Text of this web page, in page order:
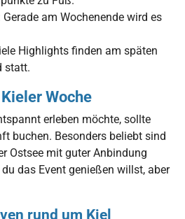
Gerade am Wochenende wird es
Highlights finden am späten
statt.
Woche
erleben möchte, sollte
buchen. Besonders beliebt sind
Ostsee mit guter Anbindung
das Event genießen willst, aber
rund um Kiel